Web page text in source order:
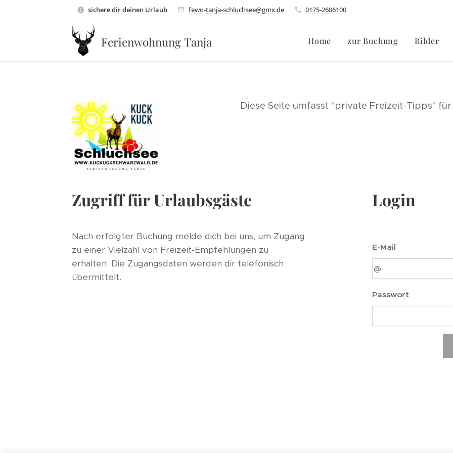
sichere dir deinen Urlaub fewo-tanja-schluchsee@gmx.de 0175-2606100
Ferienwohnung Tanja Home zur Buchung Bilder
Diese Seite umfasst "private Freizeit-Tipps"
Zugriff für Urlaubsgäste
Nach erfolgter Buchung melde dich bei uns, um Zugang
zu einer Vielzahl von Freizeit-Empfehlungen zu
erhalten. Die Zugangsdaten werden dir telefonisch
übermittelt.
Login
E-Mail
Passwort